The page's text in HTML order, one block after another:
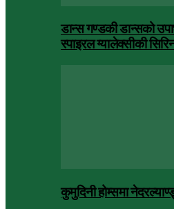
डान्स गण्डकी डान्सको
स्पाइरल ग्यालेक्सीकी
कुमुदिनी होम्समा